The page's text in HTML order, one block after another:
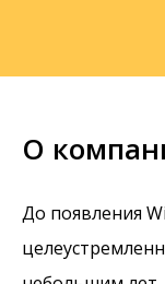
О
До появления